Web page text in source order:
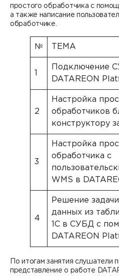
простого обработчика с
а также написание
обработчике.
№ ТЕМА
Подключение
DATAREON
2
Настройка
обработчиков
конструктору
3
Настройка
обработчика с
WMS в
4
Решение
данных из
1С в СУБД с
DATAREON
По итогам занятия слушатели
представление о работе